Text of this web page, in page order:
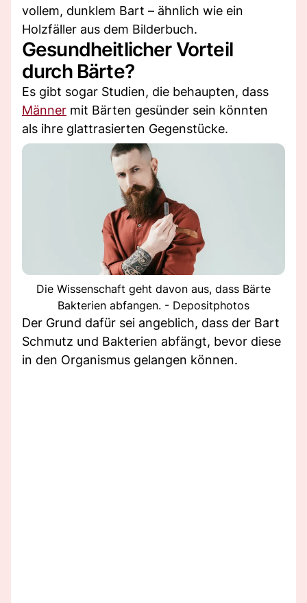
vollem, dunklem Bart – ähnlich wie ein
Holzfäller aus dem Bilderbuch.
Gesundheitlicher Vorteil
durch Bärte?
Es gibt sogar Studien, die behaupten, dass
Männer mit Bärten gesünder sein könnten
als ihre glattrasierten Gegenstücke.
Die Wissenschaft geht davon aus, dass Bärte
Bakterien abfangen. - Depositphotos
Der Grund dafür sei angeblich, dass der Bart
Schmutz und Bakterien abfängt, bevor diese
in den Organismus gelangen können.